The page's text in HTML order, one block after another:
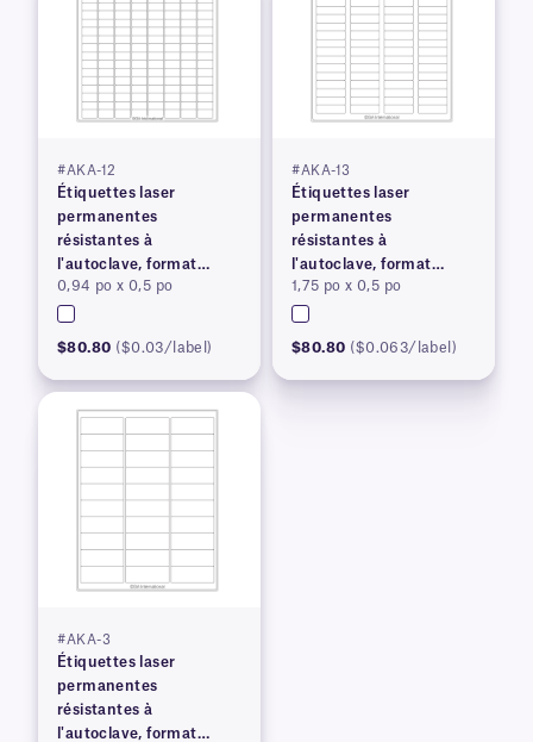
#AKA-12
Étiquettes laser
permanentes
résistantes à
l'autoclave, format
lettre américain
0,94 po x 0,5 po
$80.80 ($0.03/label)
#AKA-13
Étiquettes laser
permanentes
résistantes à
l'autoclave, format
lettre américain
1,75 po x 0,5 po
$80.80 ($0.063/label)
#AKA-3
Étiquettes laser
permanentes
résistantes à
l'autoclave, format